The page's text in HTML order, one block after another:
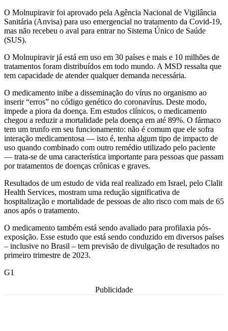
O Molnupiravir foi aprovado pela Agência Nacional de Vigilância
Sanitária (Anvisa) para uso emergencial no tratamento da Covid-19,
mas não recebeu o aval para entrar no Sistema Único de Saúde
(SUS).
O Molnupiravir já está em uso em 30 países e mais e 10 milhões de
tratamentos foram distribuídos em todo mundo. A MSD ressalta que
tem capacidade de atender qualquer demanda necessária.
O medicamento inibe a disseminação do vírus no organismo ao
inserir “erros” no código genético do coronavírus. Deste modo,
impede a piora da doença. Em estudos clínicos, o medicamento
chegou a reduzir a mortalidade pela doença em até 89%. O fármaco
tem um trunfo em seu funcionamento: não é comum que ele sofra
interação medicamentosa — isto é, tenha algum tipo de impacto de
uso quando combinado com outro remédio utilizado pelo paciente
— trata-se de uma característica importante para pessoas que passam
por tratamentos de doenças crônicas e graves.
Resultados de um estudo de vida real realizado em Israel, pelo Clalit
Health Services, mostram uma redução significativa de
hospitalização e mortalidade de pessoas de alto risco com mais de 65
anos após o tratamento.
O medicamento também está sendo avaliado para profilaxia pós-
exposição. Esse estudo que está sendo conduzido em diversos países
– inclusive no Brasil – tem previsão de divulgação de resultados no
primeiro trimestre de 2023.
G1
Publicidade